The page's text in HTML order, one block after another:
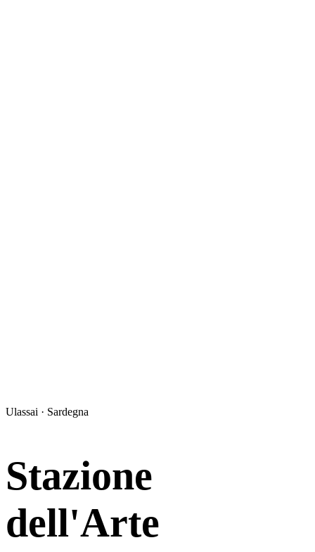
Ulassai · Sardegna
Stazione
dell'Arte